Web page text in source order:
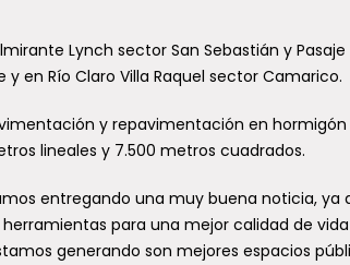
Lynch sector San Sebastián y Pasaje
en Río Claro Villa Raquel sector Camarico.
y repavimentación en hormigón
lineales y 7.500 metros cuadrados.
entregando una muy buena noticia, ya
para una mejor calidad de
generando son mejores espacios